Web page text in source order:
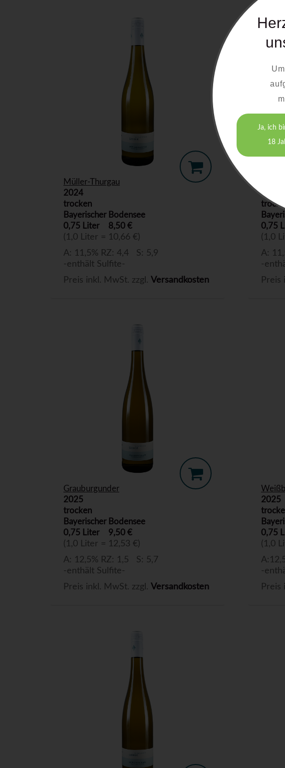
Müller-Thurgau
2024
trocken
Bayerischer Bodensee
0,75 Liter
8,50 €
(1,0 Liter = 10,66 €)
A: 11,5% RZ: 4,4 S: 5,9
-enthält Sulfite-
Preis inkl. MwSt. zzgl. Versandkosten
2025
trocken
0,75
(1,0
A:
-
Preis
Grauburgunder
2025
trocken
Bayerischer Bodensee
0,75 Liter
9,50 €
(1,0 Liter = 12,53 €)
A: 12,5% RZ: 1,5 S: 5,7
-enthält Sulfite-
Preis inkl. MwSt. zzgl. Versandkosten
2025
0,75
(1,0
-
Preis
Ja, ich
18